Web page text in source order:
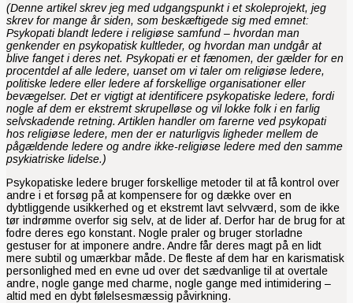
(Denne artikel skrev jeg med udgangspunkt i et skoleprojekt, jeg
skrev for mange år siden, som beskæftigede sig med emnet:
Psykopati blandt ledere i religiøse samfund – hvordan man
genkender en psykopatisk kultleder, og hvordan man undgår at
blive fanget i deres net. Psykopati er et fænomen, der gælder for en
procentdel af alle ledere, uanset om vi taler om religiøse ledere,
politiske ledere eller ledere af forskellige organisationer eller
bevægelser. Det er vigtigt at identificere psykopatiske ledere, fordi
nogle af dem er ekstremt skrupelløse og vil lokke folk i en farlig
selvskadende retning. Artiklen handler om farerne ved psykopati
hos religiøse ledere, men der er naturligvis ligheder mellem de
pågældende ledere og andre ikke-religiøse ledere med den samme
psykiatriske lidelse.)
Psykopatiske ledere bruger forskellige metoder til at få kontrol over
andre i et forsøg på at kompensere for og dække over en
dybtliggende usikkerhed og et ekstremt lavt selvværd, som de ikke
tør indrømme overfor sig selv, at de lider af. Derfor har de brug for at
fodre deres ego konstant. Nogle praler og bruger storladne
gestuser for at imponere andre. Andre får deres magt på en lidt
mere subtil og umærkbar måde. De fleste af dem har en karismatisk
personlighed med en evne ud over det sædvanlige til at overtale
andre, nogle gange med charme, nogle gange med intimidering –
altid med en dybt følelsesmæssig påvirkning.